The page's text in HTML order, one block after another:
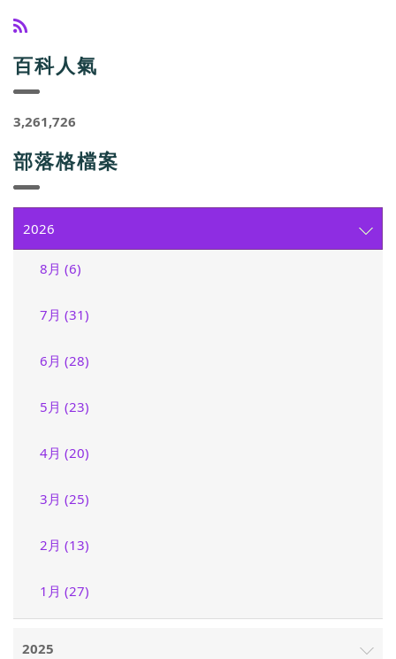
百科人氣
3,261,726
部落格檔案
2026
8月 (6)
7月 (31)
6月 (28)
5月 (23)
4月 (20)
3月 (25)
2月 (13)
1月 (27)
2025